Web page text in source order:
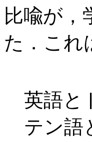
比喩が，
た．これ
英語と
テン語